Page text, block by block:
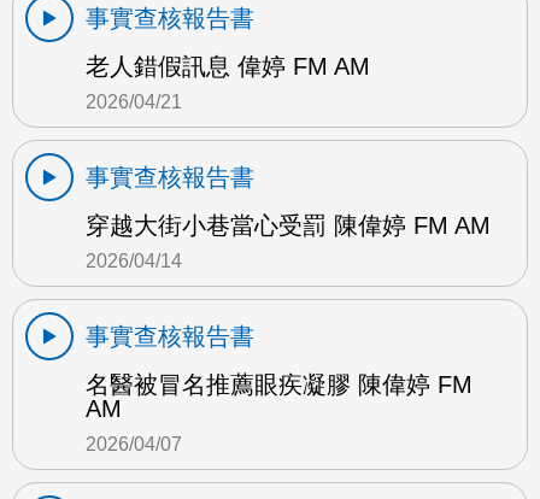
事實查核報告書
老人錯假訊息 偉婷 FM AM
2026/04/21
事實查核報告書
穿越大街小巷當心受罰 陳偉婷 FM AM
2026/04/14
事實查核報告書
名醫被冒名推薦眼疾凝膠 陳偉婷 FM
AM
2026/04/07